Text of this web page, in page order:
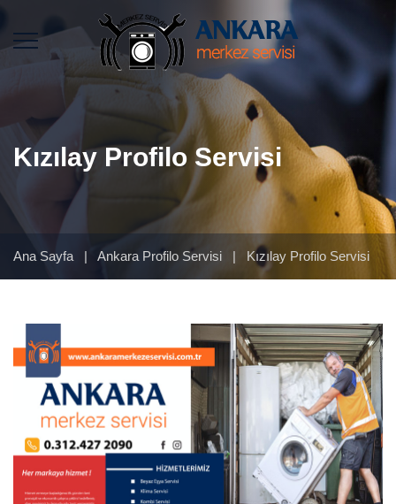
Kızılay Profilo Servisi
Ana Sayfa | Ankara Profilo Servisi | Kızılay Profilo Servisi